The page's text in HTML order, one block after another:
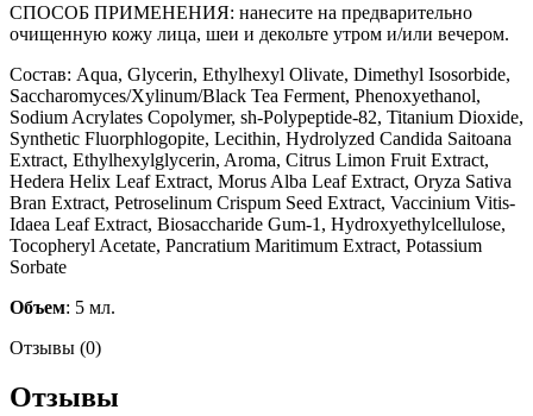
СПОСОБ ПРИМЕНЕНИЯ: нанесите на предварительно
очищенную кожу лица, шеи и декольте утром и/или вечером.
Состав: Aqua, Glycerin, Ethylhexyl Olivate, Dimethyl Isosorbide,
Saccharomyces/Xylinum/Black Tea Ferment, Phenoxyethanol,
Sodium Acrylates Copolymer, sh-Polypeptide-82, Titanium Dioxide,
Synthetic Fluorphlogopite, Lecithin, Hydrolyzed Candida Saitoana
Extract, Ethylhexylglycerin, Aroma, Citrus Limon Fruit Extract,
Hedera Helix Leaf Extract, Morus Alba Leaf Extract, Oryza Sativa
Bran Extract, Petroselinum Сrispum Seed Extract, Vaccinium Vitis-
Idaea Leaf Extract, Biosaccharide Gum-1, Hydroxyethylcellulose,
Tocopheryl Acetate, Pancratium Maritimum Extract, Potassium
Sorbate
Объем: 5 мл.
Отзывы (0)
Отзывы